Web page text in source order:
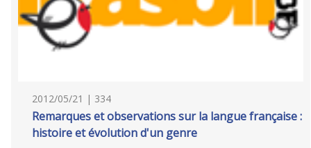
2012/05/21 | 334
Remarques et observations sur la langue française :
histoire et évolution d'un genre